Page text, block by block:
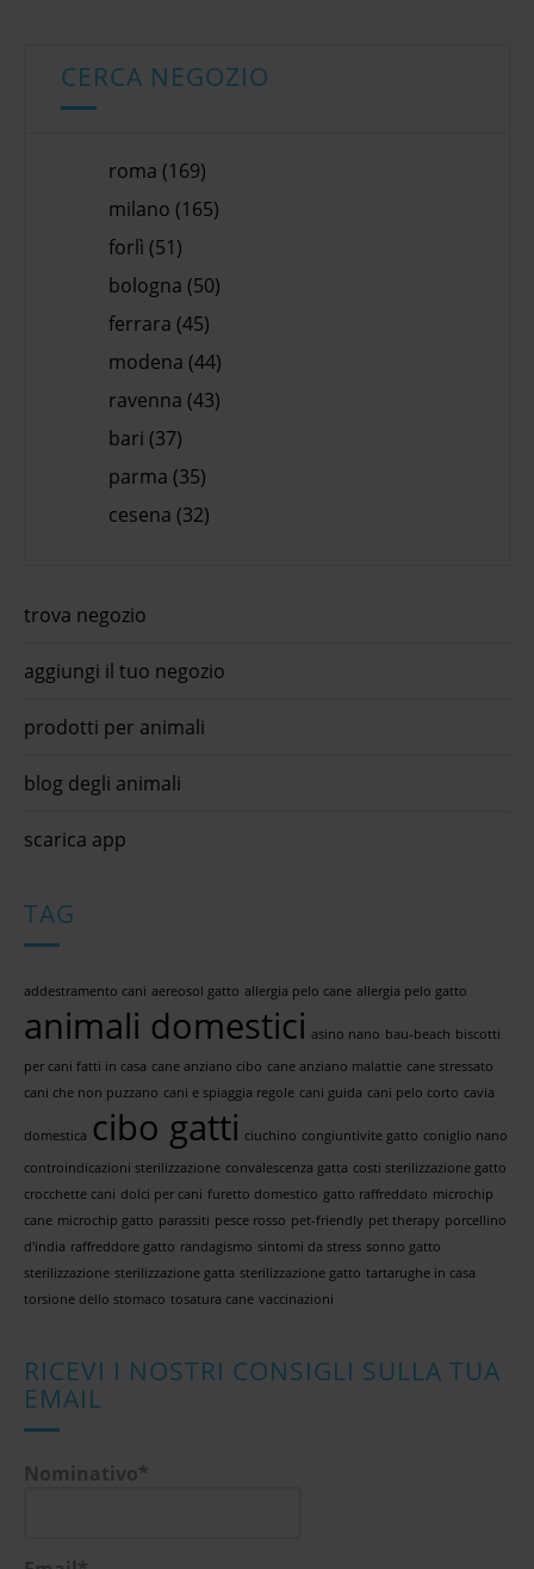
CERCA NEGOZIO
roma (169)
milano (165)
forlì (51)
bologna (50)
ferrara (45)
modena (44)
ravenna (43)
bari (37)
parma (35)
cesena (32)
trova negozio
aggiungi il tuo negozio
prodotti per animali
blog degli animali
scarica app
TAG
addestramento cani aereosol gatto allergia pelo cane allergia pelo gatto
animali domestici asino nano bau-beach biscotti
per cani fatti in casa cane anziano cibo cane anziano malattie cane stressato
cani che non puzzano cani e spiaggia regole cani guida cani pelo corto cavia
domestica cibo gatti ciuchino congiuntivite gatto coniglio nano
controindicazioni sterilizzazione convalescenza gatta costi sterilizzazione gatto
crocchette cani dolci per cani furetto domestico gatto raffreddato microchip
cane microchip gatto parassiti pesce rosso pet-friendly pet therapy porcellino
d'india raffreddore gatto randagismo sintomi da stress sonno gatto
sterilizzazione sterilizzazione gatta sterilizzazione gatto tartarughe in casa
torsione dello stomaco tosatura cane vaccinazioni
RICEVI I NOSTRI CONSIGLI SULLA TUA
EMAIL
Nominativo*